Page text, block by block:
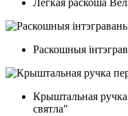
Лёгкая раскоша
Раскошныя
Крыштальная
святла"